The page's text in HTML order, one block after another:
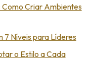
Criar Ambientes
Níveis para Líderes
o Estilo a Cada